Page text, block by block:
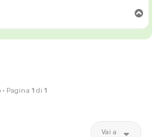
p
Pagina 1 di 1
Vai a